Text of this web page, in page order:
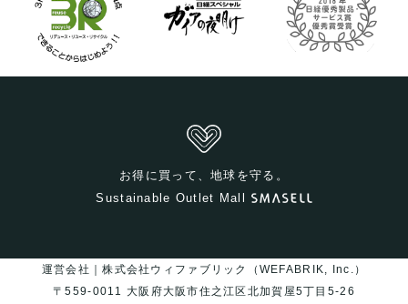
お得に買って、地球を守る。
Sustainable Outlet Mall
運営会社｜株式会社ウィファブリック（WEFABRIK, Inc.）
〒559-0011 大阪府大阪市住之江区北加賀屋5丁目5-26